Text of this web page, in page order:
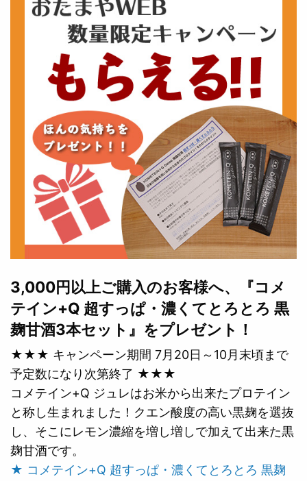
3,000円以上ご購入のお客様へ、『コメ
テイン+Q 超すっぱ・濃くてとろとろ 黒
麹甘酒3本セット』をプレゼント！
★★★ キャンペーン期間 7月20日～10月末頃まで
予定数になり次第終了 ★★★
コメテイン+Q ジュレはお米から出来たプロテイン
と称し生まれました！クエン酸度の高い黒麹を選抜
し、そこにレモン濃縮を増し増しで加えて出来た黒
麹甘酒です。
★ コメテイン+Q 超すっぱ・濃くてとろとろ 黒麹